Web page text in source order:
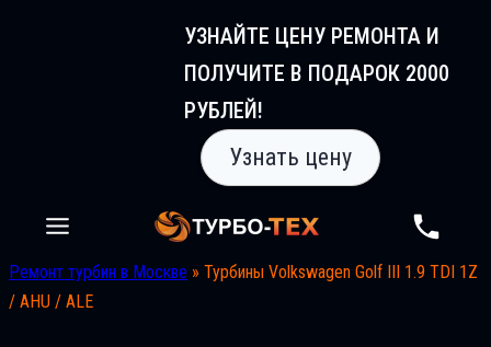
УЗНАЙТЕ ЦЕНУ РЕМОНТА И
ПОЛУЧИТЕ В ПОДАРОК 2000
РУБЛЕЙ!
Узнать цену
Ремонт турбин в Москве » Турбины Volkswagen Golf III 1.9 TDI 1Z
/ AHU / ALE